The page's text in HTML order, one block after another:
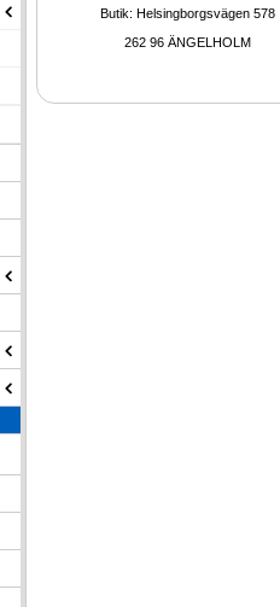
Butik: Helsingborgsvägen 578
262 96 ÄNGELHOLM